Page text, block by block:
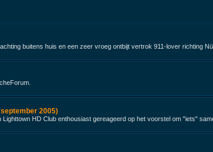
buitens huis en een zeer vroeg ontbijt vertrok 911-lover richting
2005)
HD Club enthousiast gereageerd op het voorstel om "iets"